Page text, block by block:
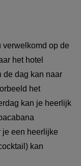
verwelkomd op de
het hotel
de dag kan naar
het
kan je heerlijk
je een heerlijke
kan